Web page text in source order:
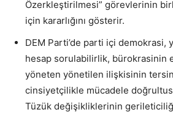
Özerkleştirilmesi” görevlerinin
için kararlığını gösterir.
DEM Parti’de parti içi demokrasi,
hesap sorulabilirlik, bürokrasinin
yöneten yönetilen ilişkisinin
cinsiyetçilikle mücadele
Tüzük değişikliklerinin